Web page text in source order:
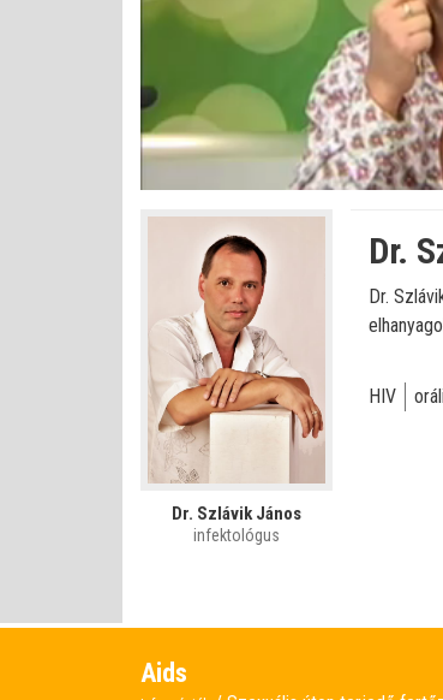
kikapcsolva
Állapot:
0%
Dr. Szlávik János
infektológus
Dr.
Dr.
HIV
Aids